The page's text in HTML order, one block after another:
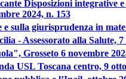
Disposizioni
2024, n. 153
sulla giurisprudenza in
- Assessorato alla Salute, 7
Grosseto 6 novembre
USL Toscana centro, 9